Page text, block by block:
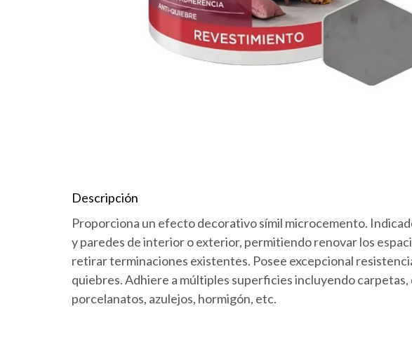
Descripción
Proporciona un efecto decorativo símil microcemento.
y paredes de interior o exterior, permitiendo renovar los
retirar terminaciones existentes. Posee excepcional
quiebres. Adhiere a múltiples superficies incluyendo carpetas,
porcelanatos, azulejos, hormigón, etc.